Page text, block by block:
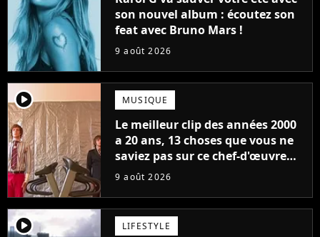
son nouvel album : écoutez son
feat avec Bruno Mars !
9 août 2026
player2 MUSIQUE
Le meilleur clip des années 2000
a 20 ans, 13 choses que vous ne
saviez pas sur ce chef-d'œuvre
qui a révolutionné YouTube
9 août 2026
player2 LIFESTYLE